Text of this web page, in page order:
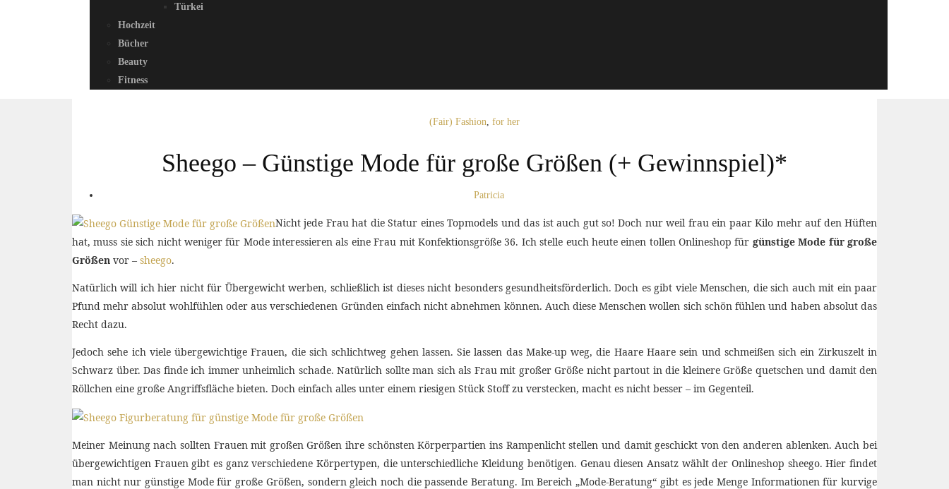
Türkei
Hochzeit
Bücher
Beauty
Fitness
(Fair) Fashion, for her
Sheego – Günstige Mode für große Größen (+ Gewinnspiel)*
Patricia
Nicht jede Frau hat die Statur eines Topmodels und das ist auch gut so! Doch nur weil frau ein paar Kilo mehr auf den Hüften
hat, muss sie sich nicht weniger für Mode interessieren als eine Frau mit Konfektionsgröße 36. Ich stelle euch heute einen tollen Onlineshop für günstige Mode für große
Größen vor – sheego.
Natürlich will ich hier nicht für Übergewicht werben, schließlich ist dieses nicht besonders gesundheitsförderlich. Doch es gibt viele Menschen, die sich auch mit ein paar
Pfund mehr absolut wohlfühlen oder aus verschiedenen Gründen einfach nicht abnehmen können. Auch diese Menschen wollen sich schön fühlen und haben absolut das
Recht dazu.
Jedoch sehe ich viele übergewichtige Frauen, die sich schlichtweg gehen lassen. Sie lassen das Make-up weg, die Haare Haare sein und schmeißen sich ein Zirkuszelt in
Schwarz über. Das finde ich immer unheimlich schade. Natürlich sollte man sich als Frau mit großer Größe nicht partout in die kleinere Größe quetschen und damit den
Röllchen eine große Angriffsfläche bieten. Doch einfach alles unter einem riesigen Stück Stoff zu verstecken, macht es nicht besser – im Gegenteil.
Meiner Meinung nach sollten Frauen mit großen Größen ihre schönsten Körperpartien ins Rampenlicht stellen und damit geschickt von den anderen ablenken. Auch bei
übergewichtigen Frauen gibt es ganz verschiedene Körpertypen, die unterschiedliche Kleidung benötigen. Genau diesen Ansatz wählt der Onlineshop sheego. Hier findet
man nicht nur günstige Mode für große Größen, sondern gleich noch die passende Beratung. Im Bereich „Mode-Beratung“ gibt es jede Menge Informationen für kurvige